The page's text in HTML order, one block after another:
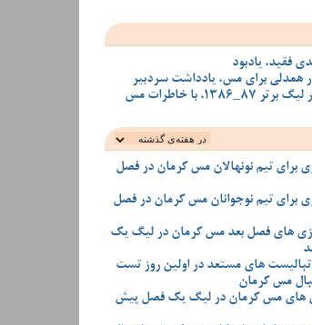
فقید، یادبود
همدلی برای مس، یادداشت سردبیر
با خاطرات مس
برای تیم نونهالان مس کرمان در فصل
برای تیم نوجوانان مس کرمان در فصل
بازی های فصل بعد مس کرمان در لیگ یک
های مستعد در اولین روز تست
مس کرمان
های مس کرمان در لیگ یک فصل پیش